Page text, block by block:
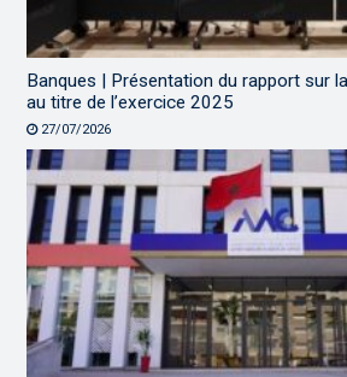
Banques | Présentation du rapport sur
au titre de l’exercice 2025
27/07/2026